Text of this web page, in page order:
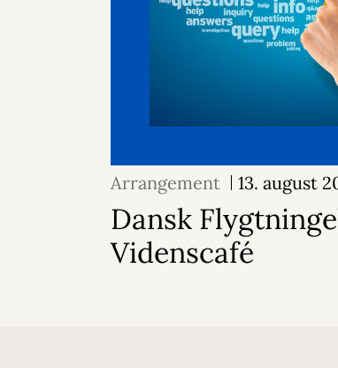
Arrangement 13. august
Dansk
Videnscafé